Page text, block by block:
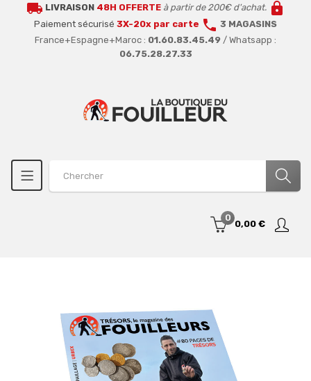
local_shipping LIVRAISON 48H OFFERTE à partir de 200€ d'achat. lock
Paiement sécurisé 3X-20x par carte call 3 MAGASINS
France+Espagne+Maroc : 01.60.83.45.49 / Whatsapp :
06.75.28.27.33
0
0,00 €